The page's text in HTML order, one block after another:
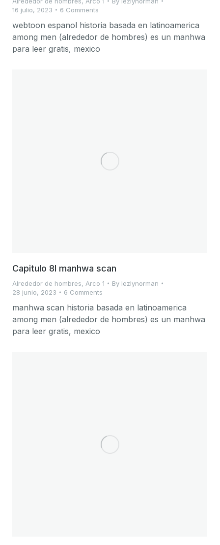
16 julio, 2023
6 Comments
webtoon espanol historia basada en latinoamerica
among men (alrededor de hombres) es un manhwa
para leer gratis, mexico
Capitulo 8I manhwa scan
Alrededor de hombres, Arco 1 By lezlynorman
28 junio, 2023
6 Comments
manhwa scan historia basada en latinoamerica
among men (alrededor de hombres) es un manhwa
para leer gratis, mexico